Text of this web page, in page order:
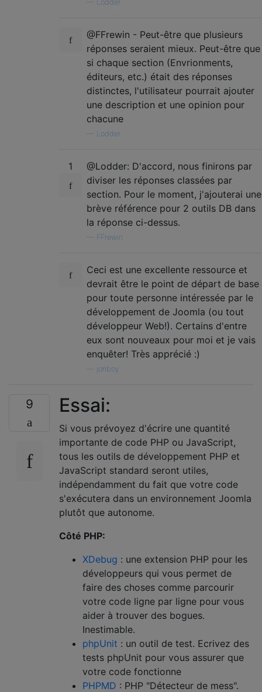
Lodder
@FFrewin - Peut-être que plusieurs
réponses seraient mieux. Peut-être que
si chaque section (Envrionments,
éditeurs, etc.) était des réponses
distinctes, l'utilisateur pourrait ajouter
une description et une opinion pour
chacune
Lodder
1
@Lodder: D'accord, nous finirons par
diviser les réponses classées par
section. Pour le moment, j'ajouterai une
brève référence pour 2 outils DB dans
la réponse ci-dessus.
FFrewin
Ceci est une excellente ressource et
devrait être le point de départ de base
pour toute personne intéressée par le
développement de Joomla (ou tout
développeur Web!). Certains d'entre
eux sont nouveaux pour moi et je vais
enquêter! Très apprécié :)
jonboy
9 Essai:
Si vous prévoyez d'écrire une quantité
importante de code PHP ou JavaScript,
tous les outils de développement PHP et
JavaScript standard seront utiles,
indépendamment du fait que votre code
s'exécutera dans un environnement Joomla
plutôt que autonome.
Côté PHP:
XDebug : une extension PHP pour les
développeurs qui vous permet de
faire des choses comme parcourir
votre code ligne par ligne pour vous
aider à trouver des bogues.
Inestimable.
phpUnit : un outil de test. Ecrivez des
tests phpUnit pour vous assurer que
votre code fonctionne
PHPMD : PHP "Détecteur de mess".